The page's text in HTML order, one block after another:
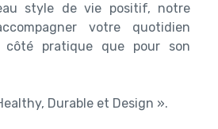
style de vie positif, notre
votre quotidien
pratique que pour son
Durable et Design ».